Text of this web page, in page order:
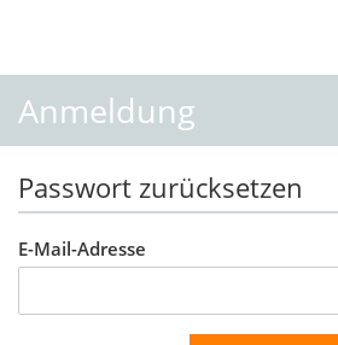
Anmeldung
Passwort zurücksetzen
E-Mail-Adresse